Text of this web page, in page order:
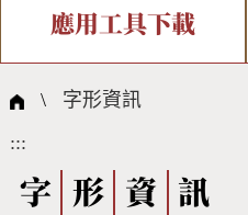
中文碼介紹
國際字碼相關組織
複合查詢
筆畫查詢
筆順序查詢
新字申請處理流程
字形即時顯示
全字庫授權
應用工具下載
個人電腦造字處理工具
字形下載
問題集
熱門查詢統計
\ 字形資訊
:::
字 形 資
訊